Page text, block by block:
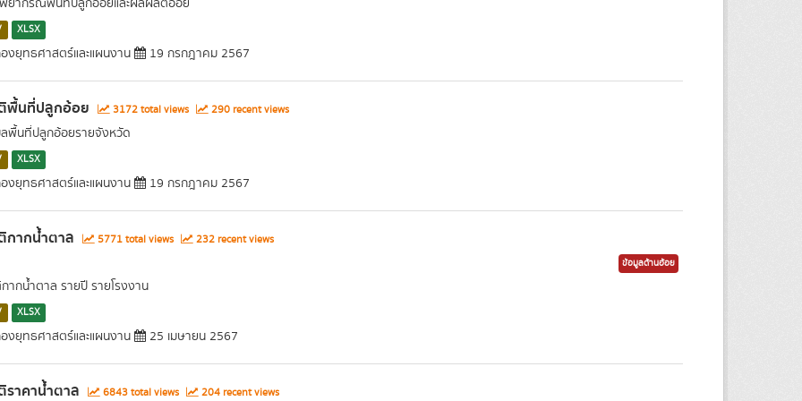
ยากรณ์พื้นที่ปลูกอ้อยและผลผลิตอ้อย
XLSX
งยุทธศาสตร์และแผนงาน 19 กรกฎาคม 2567
พื้นที่ปลูกอ้อย 3172 total views 290 recent views
พื้นที่ปลูกอ้อยรายจังหวัด
XLSX
งยุทธศาสตร์และแผนงาน 19 กรกฎาคม 2567
กากน้ำตาล 5771 total views 232 recent views
ข้อมูลด้านอ้อย
ากน้ำตาล รายปี รายโรงงาน
XLSX
งยุทธศาสตร์และแผนงาน 25 เมษายน 2567
าคาน้ำตาล 6843 total views 204 recent views